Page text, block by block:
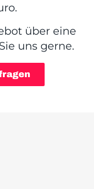
über eine
uns gerne.